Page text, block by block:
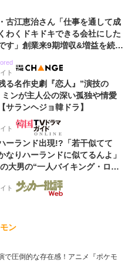
古江恵治さん「仕事を通して成
わくドキドキできる会社にした
す」創業来9期増収&増益を続け
ト
る名作史劇『恋人』”演技の
ンが主人公の深い孤独や情愛
サランヘジョ韓ドラ】
ト
ーランド出現!?「若干似てて
なりハーランドに似てるんよ」
大男の“一人バイキング・ロ
!「元気をもらった」
ト
ン
で圧倒的な存在感！アニメ『ポケモ